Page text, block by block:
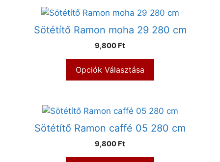
Sötétítő Ramon moha 29 280 cm
9,800 Ft
Opciók Választása
Sötétítő Ramon caffé 05 280 cm
9,800 Ft